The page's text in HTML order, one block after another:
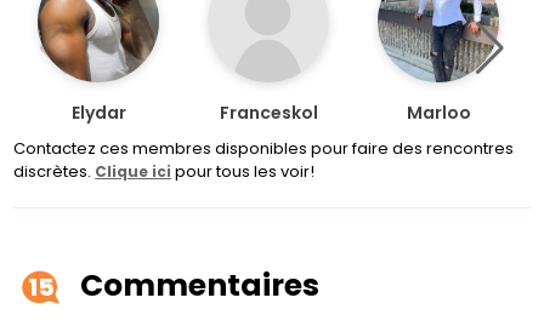
Elydar Franceskol Marloo
Contactez ces membres disponibles pour faire des rencontres
discrètes. Clique ici pour tous les voir!
15 Commentaires